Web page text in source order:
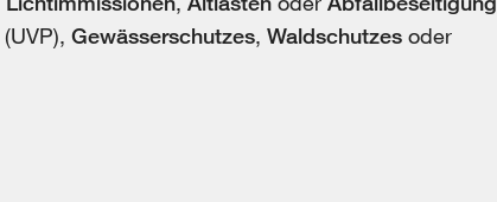
(UVP), Gewässerschutzes, Waldschutzesoder